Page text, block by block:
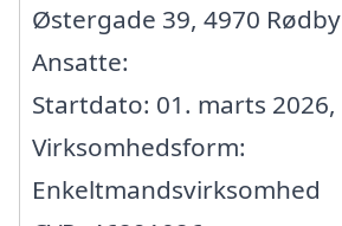
Østergade 39, 4970 Rødby
Ansatte:
Startdato: 01. marts 2026,
Virksomhedsform:
Enkeltmandsvirksomhed